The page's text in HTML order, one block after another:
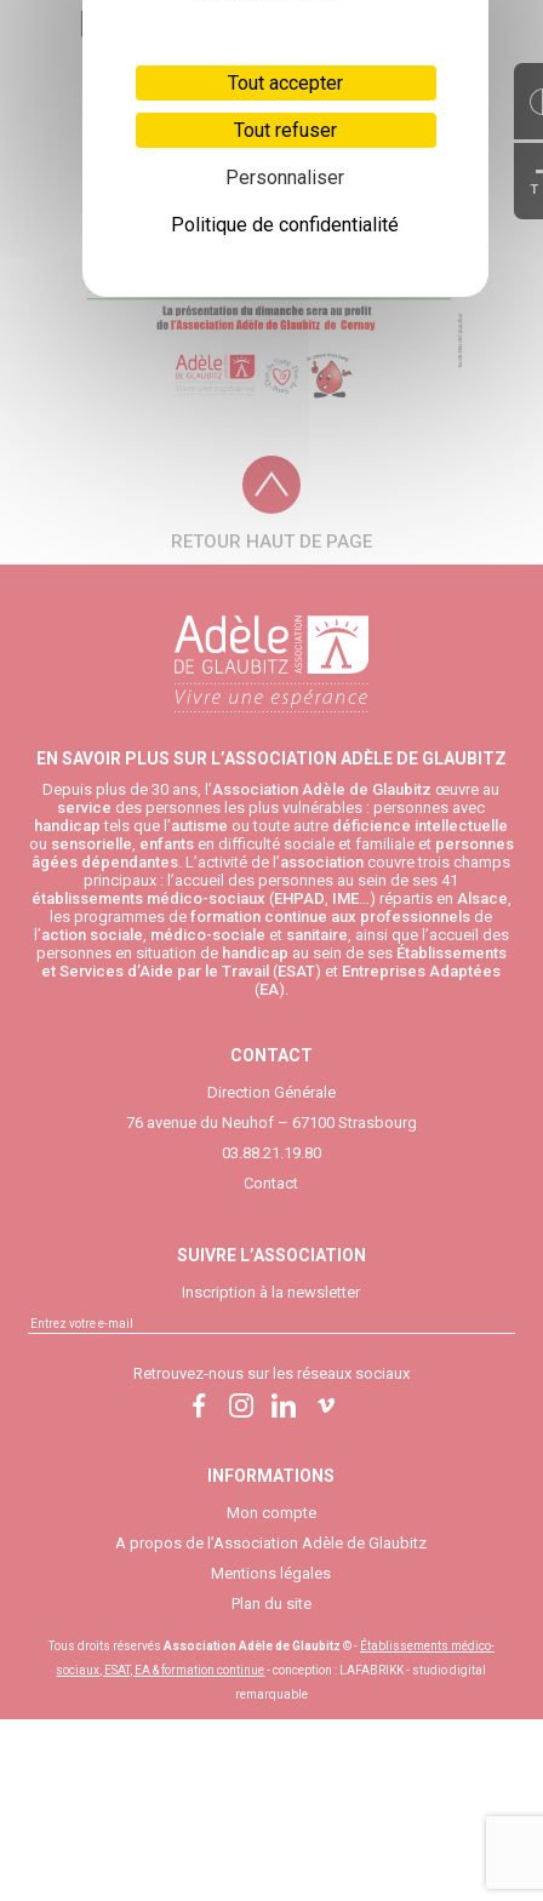
Tout accepter
Tout refuser
Personnaliser
Politique de confidentialité
T
RETOUR HAUT DE PAGE
EN SAVOIR PLUS SUR L’ASSOCIATION ADÈLE DE GLAUBITZ
Depuis plus de 30 ans, l’Association Adèle de Glaubitz œuvre au
service des personnes les plus vulnérables : personnes avec
handicap tels que l’autisme ou toute autre déficience intellectuelle
ou sensorielle, enfants en difficulté sociale et familiale et personnes
âgées dépendantes. L’activité de l’association couvre trois champs
principaux : l’accueil des personnes au sein de ses 41
établissements médico-sociaux (EHPAD, IME…) répartis en Alsace,
les programmes deformation continue aux professionnels de
l’action sociale, médico-sociale et sanitaire, ainsi que l’accueil des
personnes en situation de handicap au sein de ses Établissements
et Services d’Aide par le Travail (ESAT) et Entreprises Adaptées
(EA).
CONTACT
Direction Générale
76 avenue du Neuhof – 67100 Strasbourg
03.88.21.19.80
Contact
SUIVRE L’ASSOCIATION
Inscription à la newsletter
Retrouvez-nous sur les réseaux sociaux
INFORMATIONS
Mon compte
A propos de l’Association Adèle de Glaubitz
Mentions légales
Plan du site
Tous droits réservés Association Adèle de Glaubitz © - Établissements médico-
sociaux, ESAT, EA & formation continue- conception :
LAFABRIKK - studio digital
remarquable